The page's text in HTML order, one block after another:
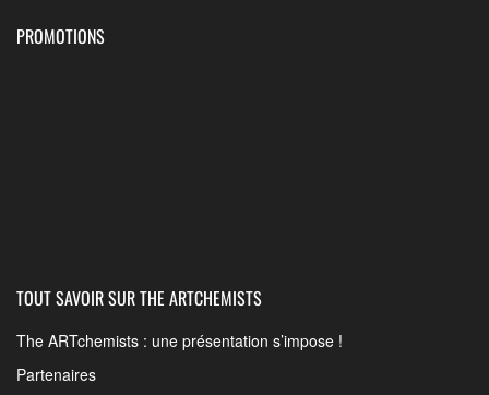
PROMOTIONS
TOUT SAVOIR SUR THE ARTCHEMISTS
The ARTchemists : une présentation s’impose !
Partenaires